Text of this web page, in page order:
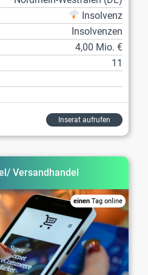
Insolvenz
Insolvenzen
4,00 Mio. €
11
Inserat aufrufen
Versandhandel
einen Tag online